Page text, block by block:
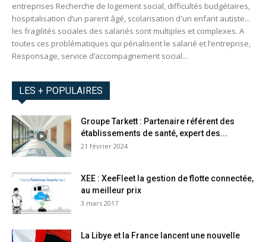
entreprises Recherche de logement social, difficultés budgétaires,
hospitalisation d’un parent âgé, scolarisation d'un enfant autiste...
les fragilités sociales des salariés sont multiples et complexes. A
toutes ces problématiques qui pénalisent le salarié et l’entreprise,
Responsage, service d’accompagnement social...
LES + POPULAIRES
Groupe Tarkett : Partenaire référent des
établissements de santé, expert des...
21 février 2024
XEE : XeeFleet la gestion de flotte connectée,
au meilleur prix
3 mars 2017
La Libye et la France lancent une nouvelle